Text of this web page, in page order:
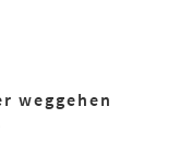
weggehen